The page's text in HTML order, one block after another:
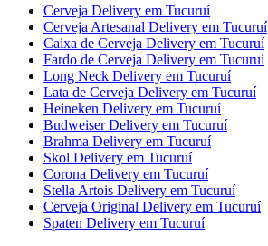
Cerveja Delivery em Tucuruí
Cerveja Artesanal Delivery em Tucuruí
Caixa de Cerveja Delivery em Tucuruí
Fardo de Cerveja Delivery em Tucuruí
Long Neck Delivery em Tucuruí
Lata de Cerveja Delivery em Tucuruí
Heineken Delivery em Tucuruí
Budweiser Delivery em Tucuruí
Brahma Delivery em Tucuruí
Skol Delivery em Tucuruí
Corona Delivery em Tucuruí
Stella Artois Delivery em Tucuruí
Cerveja Original Delivery em Tucuruí
Spaten Delivery em Tucuruí